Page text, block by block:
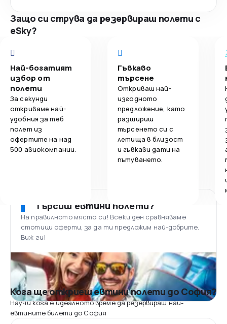
Защо си струва да резервираш полети с
eSky?
Най-богатият
избор от
полети
За секунди
откриваме най-
удобния за теб
полет из
офертите на над
500 авиокомпании.
Гъвкаво
търсене
Откриваш най-
изгодното
предложение, като
разшириш
търсенето си с
летища в близост
и гъвкави дати на
пътуването.
Търсиш евтини полети?
На правилното място си! Всеки ден сравняваме
стотици оферти, за да ти предложим най-добрите.
Виж ги!
Кога ще откриеш евтини полети до София?
Научи кога е идеалното време да резервираш най-
евтините билети до София